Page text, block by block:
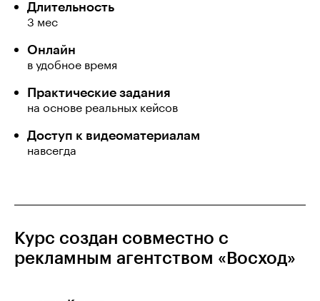
Длительность
3 мес
Онлайн
в удобное время
Практические задания
на основе реальных кейсов
Доступ к видеоматериалам
навсегда
Курс создан совместно с
рекламным агентством «Восход»